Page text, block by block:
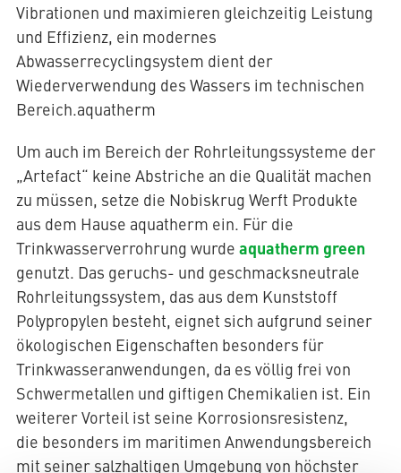
Vibrationen und maximieren gleichzeitig Leistung
und Effizienz, ein modernes
Abwasserrecyclingsystem dient der
Wiederverwendung des Wassers im technischen
Bereich.aquatherm
Um auch im Bereich der Rohrleitungssysteme der
„Artefact“ keine Abstriche an die Qualität machen
zu müssen, setze die Nobiskrug Werft Produkte
aus dem Hause aquatherm ein. Für die
Trinkwasserverrohrung wurde aquatherm green
genutzt. Das geruchs- und geschmacksneutrale
Rohrleitungssystem, das aus dem Kunststoff
Polypropylen besteht, eignet sich aufgrund seiner
ökologischen Eigenschaften besonders für
Trinkwasseranwendungen, da es völlig frei von
Schwermetallen und giftigen Chemikalien ist. Ein
weiterer Vorteil ist seine Korrosionsresistenz,
die besonders im maritimen Anwendungsbereich
mit seiner salzhaltigen Umgebung von höchster